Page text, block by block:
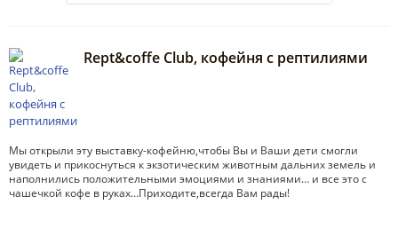
Rept&coffe Club, кофейня с рептилиями
Мы открыли эту выставку-кофейню,чтобы Вы и Ваши дети смогли
увидеть и прикоснуться к экзотическим животным дальних земель и
наполнились положительными эмоциями и знаниями… и все это с
чашечкой кофе в руках…Приходите,всегда Вам рады!